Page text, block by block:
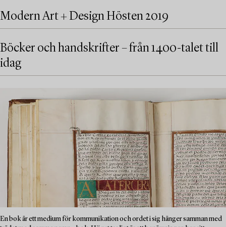
Modern Art + Design Hösten 2019
Böcker och handskrifter – från 1400-talet till
idag
En bok är ett medium för kommunikation och ordet i sig hänger samman med